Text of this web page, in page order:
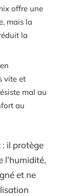
offre une
mais la
la
vite et
mal au
au
il protège
l’humidité,
et ne